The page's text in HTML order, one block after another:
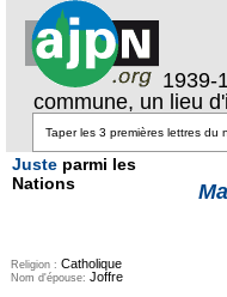
1939-
commune, un lieu
Juste parmi les
Nations
Religion : Catholique
Nom d'épouse: Joffre